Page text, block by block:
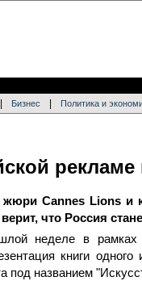
Бизнес Политика и
жюри Cannes Lions и
что Россия
неделе в рамках
книги одного
под названием